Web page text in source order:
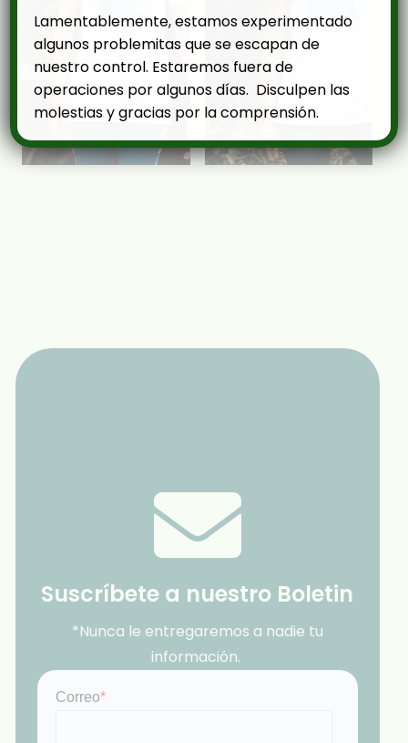
Suscríbete a nuestro Boletin
*Nunca le entregaremos a nadie tu
información.
Lamentablemente, estamos experimentado
algunos problemitas que se escapan de
nuestro control. Estaremos fuera de
operaciones por algunos días. Disculpen las
molestias y gracias por la comprensión.